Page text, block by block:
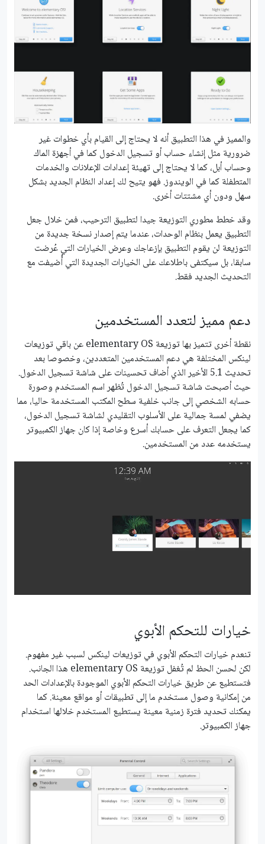
والمميز في هذا التطبيق أنه لا يحتاج إلى القيام بأي خطوات غير
ضرورية مثل إنشاء حساب أو تسجيل الدخول كما في أجهزة الماك
وحساب أبل، كما لا يحتاج إلى تهيئة إعدادات الإعلانات والخدمات
المتطفلة كما في الويندوز. فهو يتيح لك إعداد النظام الجديد بشكل
سهل ودون أي مشتتات أخرى.
وقد خطط مطوري التوزيعة جيدا لتطبيق الترحيب، فمن خلال جعل
التطبيق يعمل بنظام الوحدات، عندما يتم إصدار نسخة جديدة من
التوزيعة لن يقوم التطبيق بإزعاجك وعرض الخيارات التي عُرضت
سابقا، بل سيكتفى باطلاعك على الخيارات الجديدة التي أُضيفت مع
التحديث الجديد فقط.
دعم مميز لتعدد المستخدمين
نقطة أخرى تتميز بها توزيعة elementary OS عن باقي توزيعات
لينكس المختلفة هي دعم المستخدمين المتعددين، وخصوصا بعد
تحديث 5.1 الأخير الذي أضاف تحسينات على شاشة تسجيل الدخول.
حيث أصبحت شاشة تسجيل الدخول تُظهر اسم المستخدم وصورة
حسابه الشخصي إلى جانب خلفية سطح المكتب المستخدمة حاليا، مما
يضفي لمسة جمالية على الأسلوب التقليدي لشاشة تسجيل الدخول،
كما يجعل التعرف على حسابك أسرع وخاصة إذا كان جهاز الكمبيوتر
يستخدمه عدد من المستخدمين.
خيارات للتحكم الأبوي
تنعدم خيارات التحكم الأبوي في توزيعات لينكس لسبب غير مفهوم.
لكن لحسن الحظ لم تُغفل توزيعة elementary OS هذا الجانب.
فتستطيع عن طريق خيارات التحكم الأبوي الموجودة بالإعدادات الحد
من إمكانية وصول مستخدم ما إلى تطبيقات أو مواقع معينة. كما
يمكنك تحديد فترة زمنية معينة يستطيع المستخدم خلالها استخدام
جهاز الكمبيوتر.